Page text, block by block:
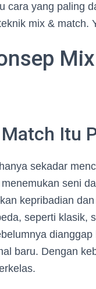
cara yang paling
mix & match.
Itu
sekadar
seni
kepribadian
seperti klasik,
baru. Dengan